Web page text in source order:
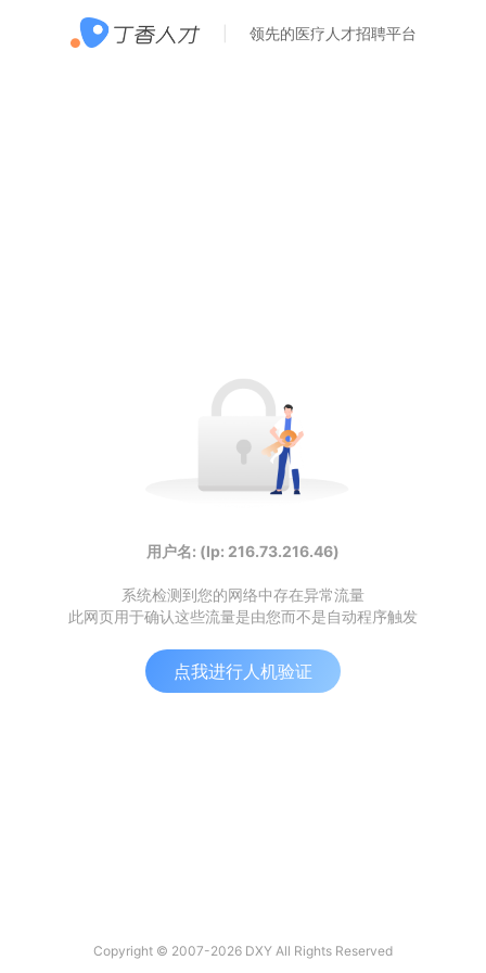
领先的医疗人才招聘平台
用户名: (Ip: 216.73.216.46)
系统检测到您的网络中存在异常流量
此网页用于确认这些流量是由您而不是自动程序触发
点我进行人机验证
Copyright © 2007-2026 DXY All Rights Reserved